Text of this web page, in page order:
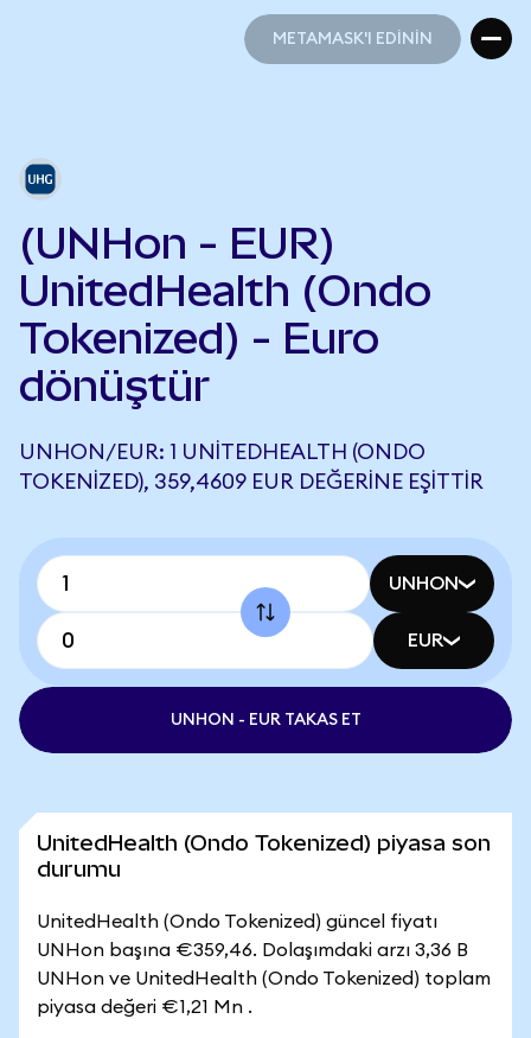
METAMASK'I EDİNİN
(UNHon - EUR)
UnitedHealth (Ondo
Tokenized) - Euro
dönüştür
UNHON/EUR: 1 UNITEDHEALTH (ONDO
TOKENIZED), 359,4609 EUR DEĞERINE EŞITTIR
UNHON
EUR
UNHON - EUR TAKAS ET
UnitedHealth (Ondo Tokenized) piyasa son
durumu
UnitedHealth (Ondo Tokenized) güncel fiyatı
UNHon başına €359,46. Dolaşımdaki arzı 3,36 B
UNHon ve UnitedHealth (Ondo Tokenized) toplam
piyasa değeri €1,21 Mn .